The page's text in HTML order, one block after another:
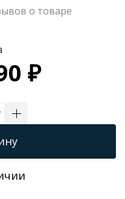
о товаре
₽